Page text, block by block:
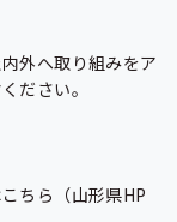
外へ取り組みをア
ださい。
ちら（山形県HP